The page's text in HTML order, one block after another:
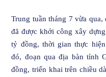
Trung tuần tháng 7 vừa
đã được khởi công xây
tỷ đồng, thời gian thực
đó, đoạn qua địa bàn tỉnh
đồng, triển khai trên chiều